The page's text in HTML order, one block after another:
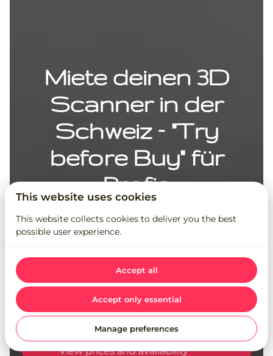
Miete deinen 3D
Scanner in der
Schweiz – "Try
before Buy" für
Profis
Professionelle Scanner-Vermietung.
Für jedes Projekt - das passende
Einfach, Sicher, Professionell
Premium Scanner von Matterport &
4DKanKan ohne Kaufrisiko!
This website uses cookies
This website collects cookies to deliver you the best
possible user experience.
Accept all
Accept only essential
Manage preferences